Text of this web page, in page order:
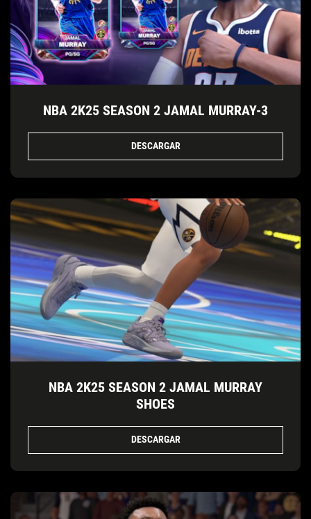
NBA 2K25 SEASON 2 JAMAL MURRAY-3
DESCARGAR
NBA 2K25 SEASON 2 JAMAL MURRAY
SHOES
DESCARGAR